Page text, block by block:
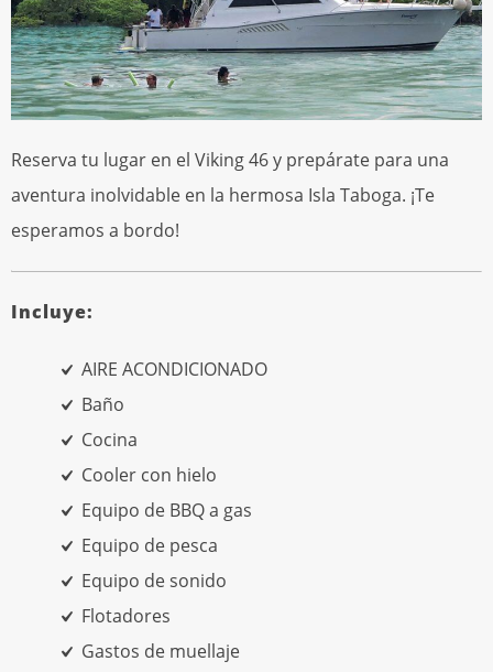
Reserva tu lugar en el Viking 46 y prepárate para una
aventura inolvidable en la hermosa Isla Taboga. ¡Te
esperamos a bordo!
Incluye:
AIRE ACONDICIONADO
Baño
Cocina
Cooler con hielo
Equipo de BBQ a gas
Equipo de pesca
Equipo de sonido
Flotadores
Gastos de muellaje